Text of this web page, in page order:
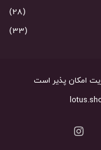
(28)
(33)
امکان پذیر است
اینستاگرام